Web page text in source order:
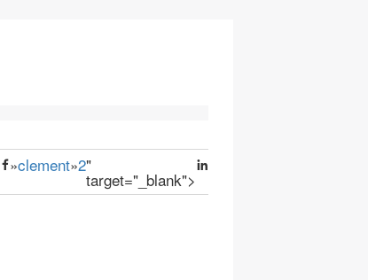
»clement»2"
target="_blank">